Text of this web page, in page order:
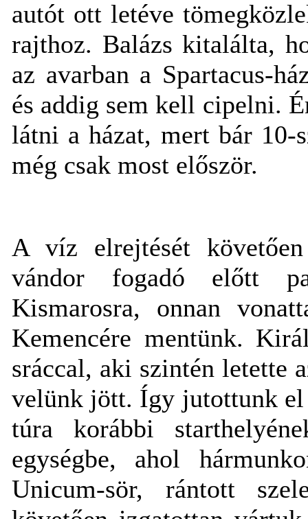
autót ott letéve
rajthoz. Balázs kitalálta,
az avarban a Spartacus-
és addig sem kell cipelni.
látni a házat, mert bár 10-
még csak most először.
A víz elrejtését
vándor fogadó előtt
Kismarosra, onnan
Kemencére mentünk.
sráccal, aki szintén letette
velünk jött. Így jutottunk el
túra korábbi
egységbe, ahol
Unicum-sör, rántott